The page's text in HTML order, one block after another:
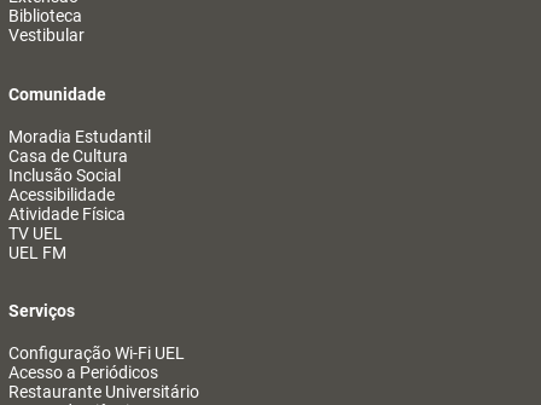
Biblioteca
Vestibular
Comunidade
Moradia Estudantil
Casa de Cultura
Inclusão Social
Acessibilidade
Atividade Física
TV UEL
UEL FM
Serviços
Configuração Wi-Fi UEL
Acesso a Periódicos
Restaurante Universitário